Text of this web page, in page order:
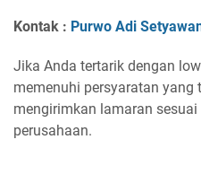
Kontak : Purwo Adi
Jika Anda tertarik dengan
memenuhi persyaratan yang
mengirimkan lamaran
perusahaan.